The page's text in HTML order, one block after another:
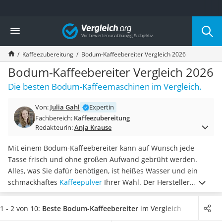
Die beliebtesten Vergleiche nach Kategorie
Haushalt
Wassersprudler
Zentralstaubsauger
Brotbackautomat
Wischroboter
Wäschespinne
Spülmaschinentabs
Akku-Staubsauger
AEG-Waschmaschine
Saug-Wisch-Roboter
Handstaubsauger
Milchaufschäumer
Kondenstrockner
Reiskocher
Vergleich
Kaffeezubereitung Bodum-Kaffeebereiter Vergleich 2026
Bodum-Kaffeebereiter Vergleich 2026
Die besten Bodum-Kaffeemaschinen im Vergleich.
Von: Julia Gahl
Expertin
Fachbereich: Kaffeezubereitung
Redakteurin:Anja Krause
Mit einem Bodum-Kaffeebereiter kann auf Wunsch jede
Tasse frisch und ohne großen Aufwand gebrüht werden.
Alles, was Sie dafür benötigen, ist heißes Wasser und ein
schmackhaftes Kaffeepulver Ihrer Wahl. Der Hersteller
begeistertseit über 70 Jahrenmit Technik rund um Kaffee,
Küche, Tee und mehr und bietet auch eigene Kaffeesorten
1 - 2 von 10: Beste Bodum-Kaffeebereiter im Vergleich